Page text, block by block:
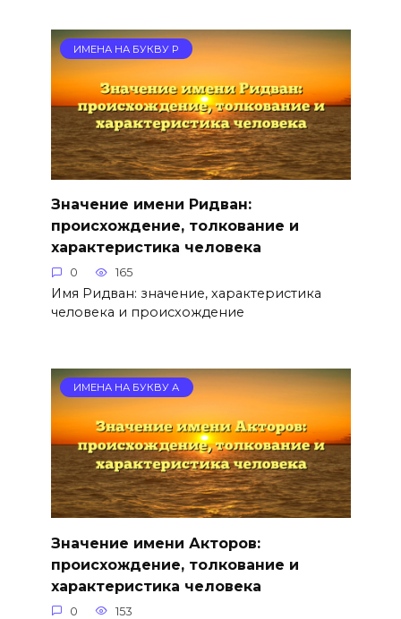
ИМЕНА НА БУКВУ Р
Значение имени Ридван:
происхождение, толкование и
характеристика человека
0 165
Имя Ридван: значение, характеристика
человека и происхождение
ИМЕНА НА БУКВУ А
Значение имени Акторов:
происхождение, толкование и
характеристика человека
0 153